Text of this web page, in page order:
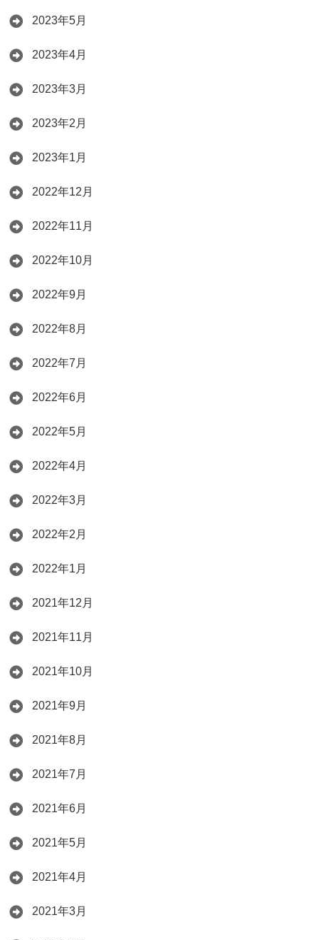
2023年5月
2023年4月
2023年3月
2023年2月
2023年1月
2022年12月
2022年11月
2022年10月
2022年9月
2022年8月
2022年7月
2022年6月
2022年5月
2022年4月
2022年3月
2022年2月
2022年1月
2021年12月
2021年11月
2021年10月
2021年9月
2021年8月
2021年7月
2021年6月
2021年5月
2021年4月
2021年3月